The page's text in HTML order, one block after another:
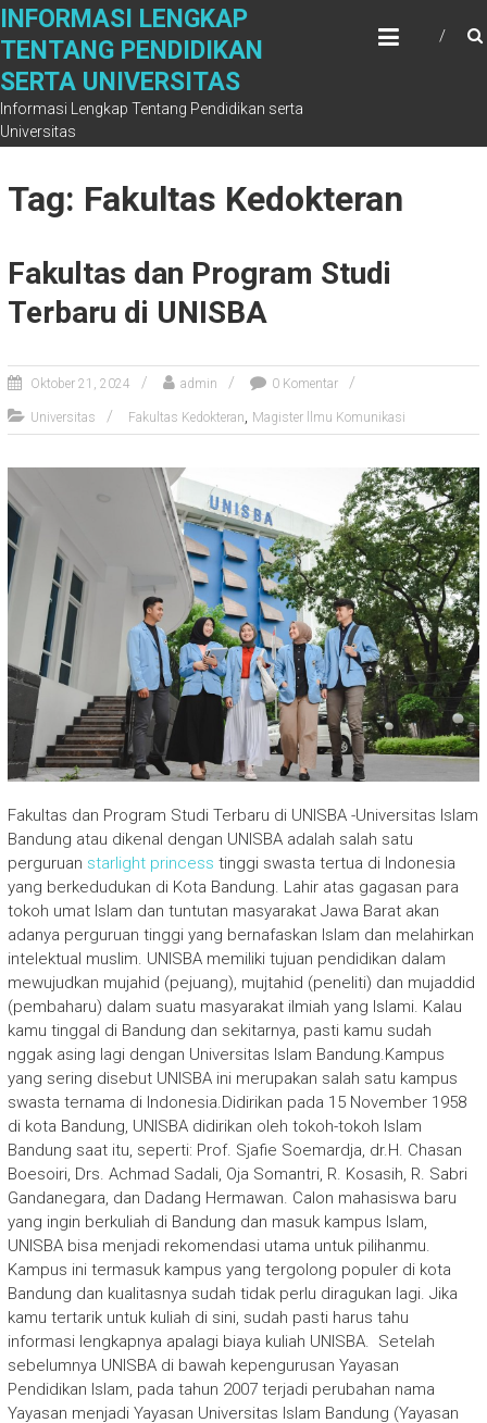
Skip
content
INFORMASI LENGKAP
TENTANG PENDIDIKAN
SERTA UNIVERSITAS
Informasi Lengkap Tentang Pendidikan serta
Universitas
Tag: Fakultas Kedokteran
Fakultas dan Program Studi
Terbaru di UNISBA
Oktober 21, 2024 admin 0 Komentar
Universitas Fakultas Kedokteran, Magister llmu Komunikasi
Fakultas dan Program Studi Terbaru di UNISBA -Universitas Islam
Bandung atau dikenal dengan UNISBA adalah salah satu
perguruan starlight princess tinggi swasta tertua di Indonesia
yang berkedudukan di Kota Bandung. Lahir atas gagasan para
tokoh umat Islam dan tuntutan masyarakat Jawa Barat akan
adanya perguruan tinggi yang bernafaskan Islam dan melahirkan
intelektual muslim. UNISBA memiliki tujuan pendidikan dalam
mewujudkan mujahid (pejuang), mujtahid (peneliti) dan mujaddid
(pembaharu) dalam suatu masyarakat ilmiah yang Islami. Kalau
kamu tinggal di Bandung dan sekitarnya, pasti kamu sudah
nggak asing lagi dengan Universitas Islam Bandung.Kampus
yang sering disebut UNISBA ini merupakan salah satu kampus
swasta ternama di Indonesia.Didirikan pada 15 November 1958
di kota Bandung, UNISBA didirikan oleh tokoh-tokoh Islam
Bandung saat itu, seperti: Prof. Sjafie Soemardja, dr.H. Chasan
Boesoiri, Drs. Achmad Sadali, Oja Somantri, R. Kosasih, R. Sabri
Gandanegara, dan Dadang Hermawan. Calon mahasiswa baru
yang ingin berkuliah di Bandung dan masuk kampus Islam,
UNISBA bisa menjadi rekomendasi utama untuk pilihanmu.
Kampus ini termasuk kampus yang tergolong populer di kota
Bandung dan kualitasnya sudah tidak perlu diragukan lagi. Jika
kamu tertarik untuk kuliah di sini, sudah pasti harus tahu
informasi lengkapnya apalagi biaya kuliah UNISBA. Setelah
sebelumnya UNISBA di bawah kepengurusan Yayasan
Pendidikan Islam, pada tahun 2007 terjadi perubahan nama
Yayasan menjadi Yayasan Universitas Islam Bandung (Yayasan